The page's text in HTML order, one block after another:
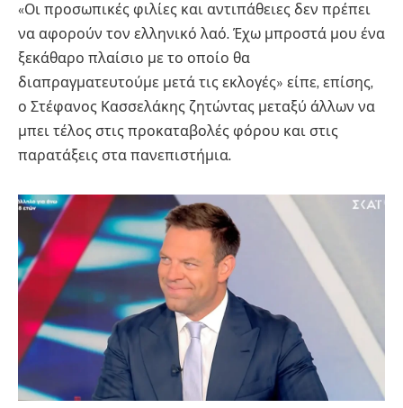
«Οι προσωπικές φιλίες και αντιπάθειες δεν πρέπει
να αφορούν τον ελληνικό λαό. Έχω μπροστά μου ένα
ξεκάθαρο πλαίσιο με το οποίο θα
διαπραγματευτούμε μετά τις εκλογές» είπε, επίσης,
ο Στέφανος Κασσελάκης ζητώντας μεταξύ άλλων να
μπει τέλος στις προκαταβολές φόρου και στις
παρατάξεις στα πανεπιστήμια.